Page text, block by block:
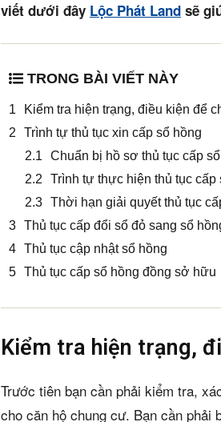
viết dưới đây Lộc Phát Land sẽ
TRONG BÀI VIẾT NÀY
Kiểm tra hiện trạng, điều kiện để
Trình tự thủ tục xin cấp sổ hồng
Chuẩn bị hồ sơ thủ tục cấp
Trình tự thực hiện thủ tục
Thời hạn giải quyết thủ tục
Thủ tục cấp đổi sổ đỏ sang sổ
Thủ tục cập nhật sổ hồng
Thủ tục cấp sổ hồng đồng sở hữu
Kiểm tra hiện trạng,
Trước tiên bạn cần phải kiểm tra,
cho căn hộ chung cư. Bạn cần